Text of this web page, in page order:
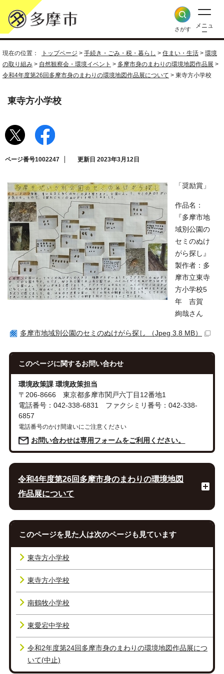
さがす
メニュ
ー
現在の位置： トップページ > 手続き・ごみ・税・暮らし > 住まい・生活 > 環境
の取り組み > 自然観察会・環境イベント > 多摩市身のまわりの環境地図作品展 >
令和4年度第26回多摩市身のまわりの環境地図作品展について > 東寺方小学校
東寺方小学校
ページ番号1002247 更新日 2023年3月12日
「奨励賞」
作品名：
『多摩市地
域別公園の
セミのぬけ
がら探し』
製作者：多
摩市立東寺
方小学校5
年 吉賀
絢哉さん
多摩市地域別公園のセミのぬけがら探し （Jpeg 3.8 MB）
このページに関するお問い合わせ
環境政策課 環境政策担当
〒206-8666 東京都多摩市関戸六丁目12番地1
電話番号：042-338-6831 ファクシミリ番号：042-338-
6857
電話番号のかけ間違いにご注意ください
お問い合わせは専用フォームをご利用ください。
令和4年度第26回多摩市身のまわりの環境地図
作品展について
このページを見た人は次のページも見ています
東寺方小学校
東寺方小学校
南鶴牧小学校
東愛宕中学校
令和2年度第24回多摩市身のまわりの環境地図作品展につ
いて(中止)